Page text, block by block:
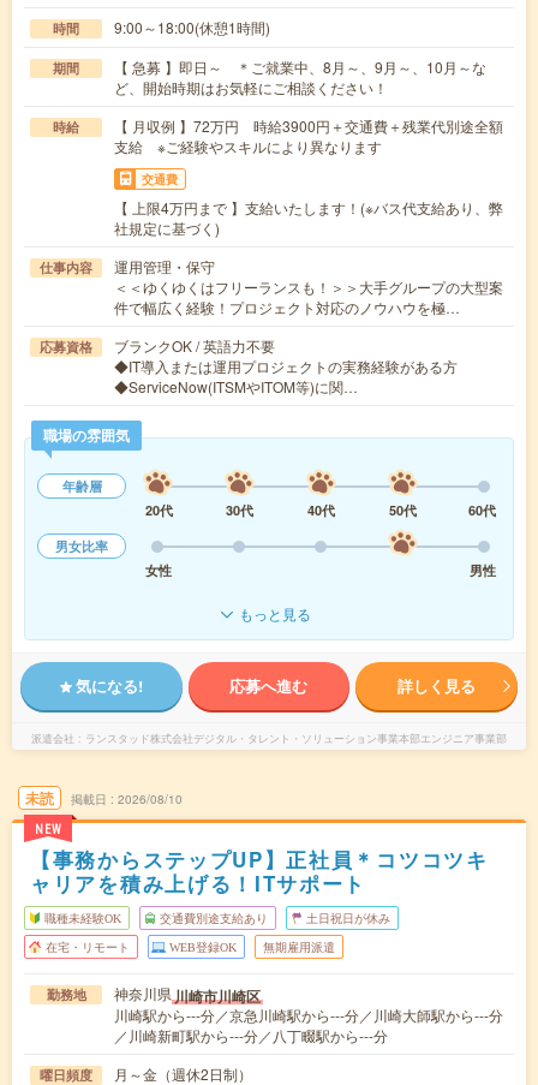
時間 9:00～18:00(休憩1時間)
期間
【 急募 】即日～ ＊ご就業中、8月～、9月～、10月～な
ど、開始時期はお気軽にご相談ください！
時給
【 月収例 】72万円 時給3900円＋交通費＋残業代別途全額
支給 ※ご経験やスキルにより異なります
交通費
【 上限4万円まで 】支給いたします！(※バス代支給あり、弊
社規定に基づく)
仕事内容
運用管理・保守
＜＜ゆくゆくはフリーランスも！＞＞大手グループの大型案
件で幅広く経験！プロジェクト対応のノウハウを極…
応募資格
ブランクOK / 英語力不要
◆IT導入または運用プロジェクトの実務経験がある方
◆ServiceNow(ITSMやITOM等)に関…
職場の雰囲気
年齢層
20代
30代 40代 50代
60代
男女比率
女性
男性
もっと見る
気になる! 応募へ進む 詳しく見る
派遣会社 ランスタッド株式会社デジタル・タレント・ソリューション事業本部エンジニア事業部
未読
NEW
掲載日 2026/08/10
【事務からステップUP】正社員＊コツコツキ
ャリアを積み上げる！ITサポート
職種未経験OK 交通費別途支給あり 土日祝日が休み
在宅・リモート WEB登録OK 無期雇用派遣
勤務地 神奈川県川崎市川崎区
川崎駅から---分／京急川崎駅から---分／川崎大師駅から---分
／川崎新町駅から---分／八丁畷駅から---分
曜日頻度 月～金（週休2日制）